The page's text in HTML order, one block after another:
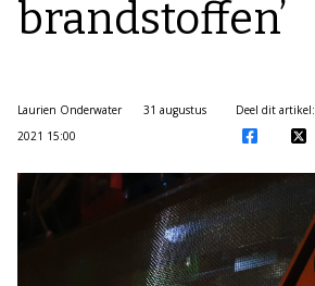
brandstoffen’
Laurien Onderwater
31 augustus
2021 15:00
Deel dit artikel: